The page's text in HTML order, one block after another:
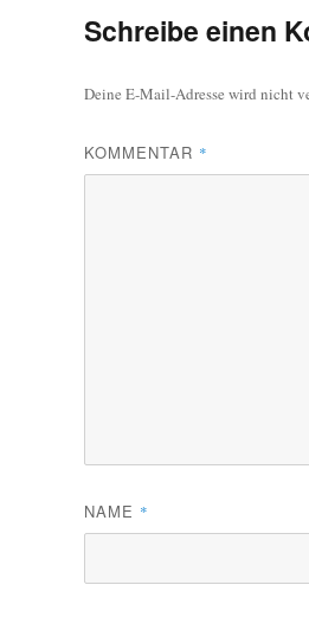
Schreibe einen
Deine E-Mail-Adresse wird nicht
KOMMENTAR *
NAME *